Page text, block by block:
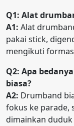
Q1: Alat
A1: Alat
pakai stick,
mengikuti
Q2: Apa
biasa?
A2: Drumband
fokus ke parade,
dimainkan